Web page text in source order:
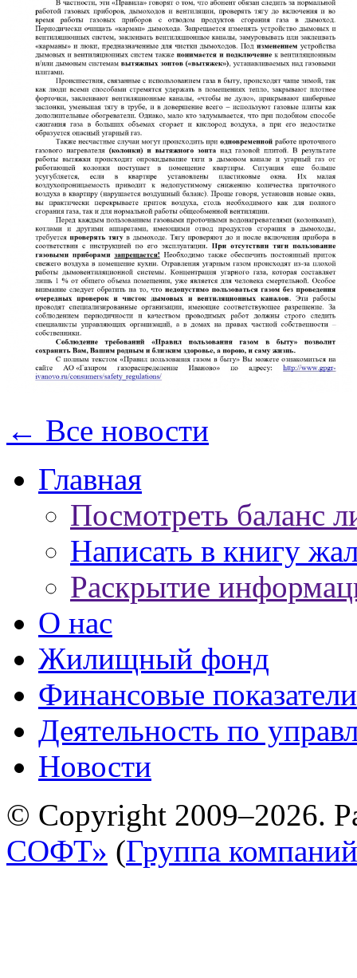
← Все новости
Главная
Посмотреть баланс
Написать в книгу
Раскрытие
О нас
Жилищный фонд
Финансовые показатели
Деятельность по
Новости
© Copyright 2009–2026.
СОФТ» (Группа